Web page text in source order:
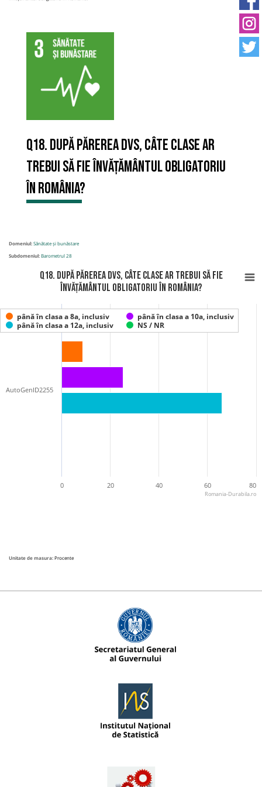
Q18. După părerea Dvs, câte clase ar
trebui să fie învățământul obligatoriu
în România?
Domeniul:Sănătate și bunăstare
Subdomeniul:Barometrul 28
Q18. După părerea Dvs, câte clase ar trebui să fie
învățământul obligatoriu în România?
până în clasa a 8a, inclusiv
până în clasa a 10a, inclusiv
până în clasa a 12a, inclusiv
NS / NR
AutoGenID2255
0 20 40 60 80
Romania-Durabila.ro
Unitate de masura:Procente